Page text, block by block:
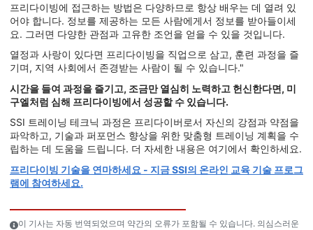
프리다이빙에 접근하는 방법은 다양하므로 항상 배우는 데 열려 있
어야 합니다. 정보를 제공하는 모든 사람에게서 정보를 받아들이세
요. 그러면 다양한 관점과 고유한 조언을 얻을 수 있을 것입니다.
열정과 사랑이 있다면 프리다이빙을 직업으로 삼고, 훈련 과정을 즐
기며, 지역 사회에서 존경받는 사람이 될 수 있습니다."
시간을 들여 과정을 즐기고, 조금만 열심히 노력하고 헌신한다면, 미
구엘처럼 심해 프리다이빙에서 성공할 수 있습니다.
SSI 트레이닝 테크닉 과정은 프리다이버로서 자신의 강점과 약점을
파악하고, 기술과 퍼포먼스 향상을 위한 맞춤형 트레이닝 계획을 수
립하는 데 도움을 드립니다. 더 자세한 내용은 여기에서 확인하세요.
프리다이빙 기술을 연마하세요 - 지금 SSI의 온라인 교육 기술 프로그
램에 참여하세요.
이 기사는 자동 번역되었으며 약간의 오류가 포함될 수 있습니다. 의심스러운